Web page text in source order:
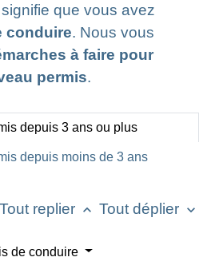
que vous avez
conduire. Nous vous
à faire pour
permis.
depuis 3 ans ou plus
depuis moins de 3 ans
Tout replier keyboard_arrow_up Tout déplier keyboard_arrow_down
de conduire